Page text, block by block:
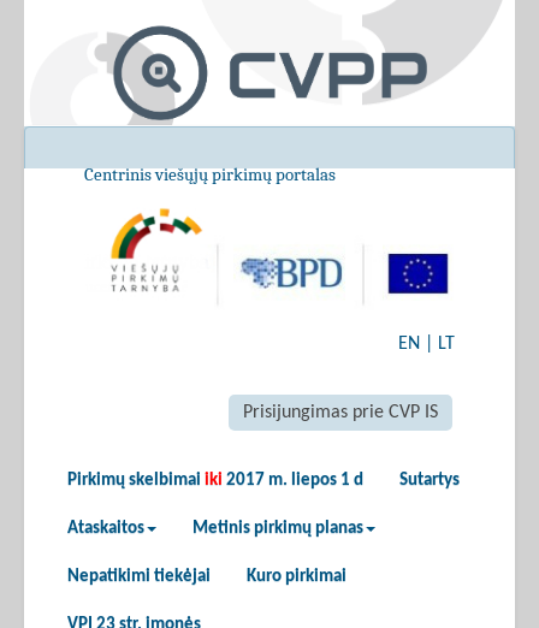
Centrinis viešųjų pirkimų portalas
EN LT
Prisijungimas prie CVP IS
Pirkimų skelbimai iki 2017 m. liepos 1 d Sutartys
Ataskaitos Metinis pirkimų planas
Nepatikimi tiekėjai Kuro pirkimai